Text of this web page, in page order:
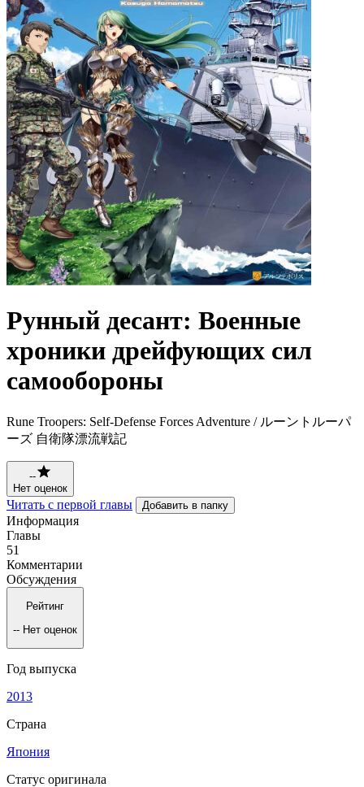
Рунный десант: Военные
хроники дрейфующих сил
самообороны
Rune Troopers: Self-Defense Forces Adventure / ルーントルーパ
ーズ 自衛隊漂流戦記
--
Нет оценок
Читать с первой главы Добавить в папку
Информация
Главы
51
Комментарии
Обсуждения
Рейтинг
-- Нет оценок
Год выпуска
2013
Страна
Япония
Статус оригинала